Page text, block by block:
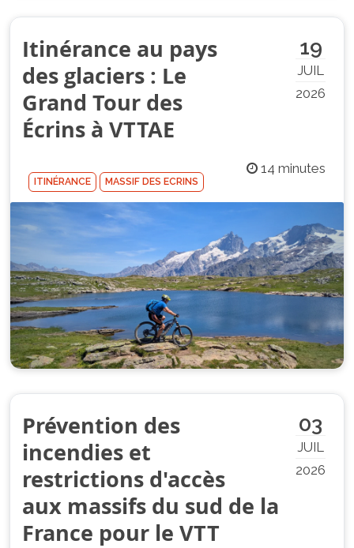
19
JUIL
2026
Itinérance au pays
des glaciers : Le
Grand Tour des
Écrins à VTTAE
14 minutes
ITINÉRANCE MASSIF DES ECRINS
03
JUIL
2026
Prévention des
incendies et
restrictions d'accès
aux massifs du sud de la
France pour le VTT